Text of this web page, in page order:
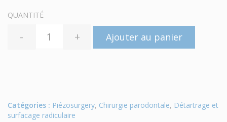
QUANTITÉ
- + Ajouter au panier
Catégories : Piézosurgery, Chirurgie parodontale, Détartrage et
surfacage radiculaire